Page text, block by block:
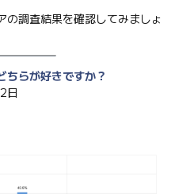
の調査結果を確認してみましょ
ちらが好きですか？
日